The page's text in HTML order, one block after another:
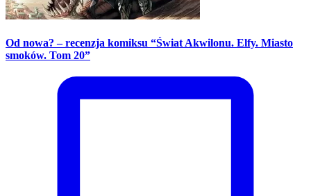
Od nowa? – recenzja komiksu “Świat Akwilonu. Elfy. Miasto
smoków. Tom 20”